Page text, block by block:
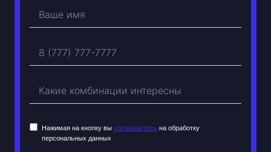
Нажимая на кнопку вы соглашаетесь на обработку
персональных данных